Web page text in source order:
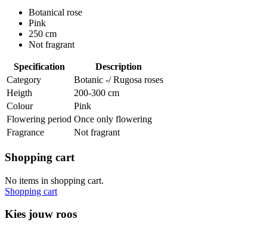
Botanical rose
Pink
250 cm
Not fragrant
Specification
Description
Category
Botanic -/ Rugosa roses
Heigth
200-300 cm
Colour
Pink
Flowering period Once only flowering
Fragrance
Not fragrant
Shopping cart
No items in shopping cart.
Shopping cart
Kies jouw roos